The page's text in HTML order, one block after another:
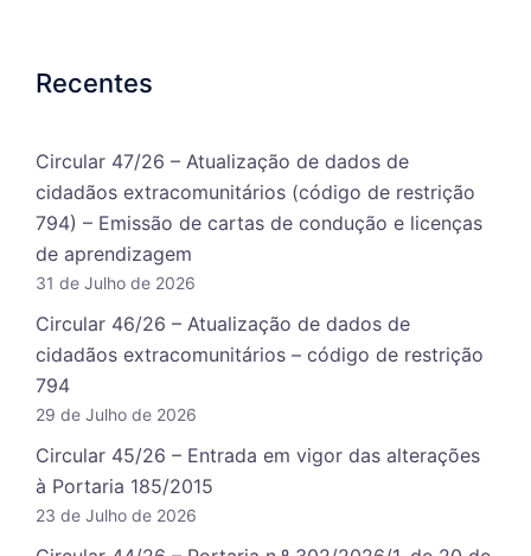
Recentes
Circular 47/26 – Atualização de dados de
cidadãos extracomunitários (código de restrição
794) – Emissão de cartas de condução e licenças
de aprendizagem
31 de Julho de 2026
Circular 46/26 – Atualização de dados de
cidadãos extracomunitários – código de restrição
794
29 de Julho de 2026
Circular 45/26 – Entrada em vigor das alterações
à Portaria 185/2015
23 de Julho de 2026